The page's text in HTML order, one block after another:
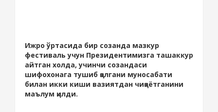
Ижро ўртасида бир созанда мазкур
фестиваль учун Президентимизга ташаккур
айтган холда, учинчи созандаси
шифохонага тушиб қолгани муносабати
билан икки киши вазиятдан чиқаётганини
маълум қилди.